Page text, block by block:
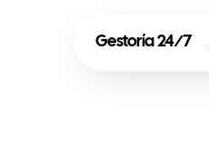
Gestoría 24/7